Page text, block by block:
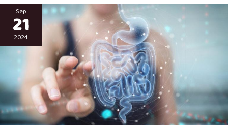
Sep
21
2024
LES
MICRO-
ORGANISMES
RÉSIDANT
DANS
L’INTESTIN
ET
LEURS
GÈNES
SONT
ASSOCIÉS
COGNITION
ET
À
LA
NEUROANATOMIE
CHEZ
L’HOMME